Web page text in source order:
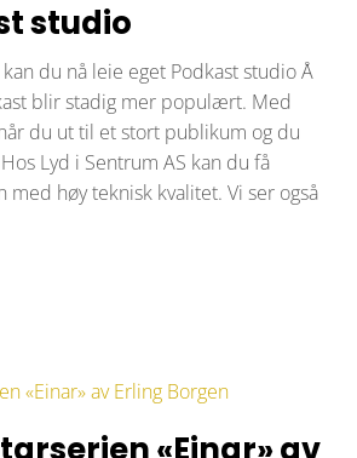
studio
du nå leie eget Podkast studio Å
blir stadig mer populært. Med
du ut til et stort publikum og du
Lyd i Sentrum AS kan du få
høy teknisk kvalitet. Vi ser også